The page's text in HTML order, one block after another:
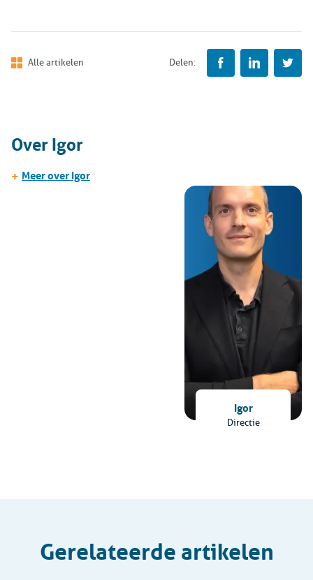
Alle artikelen Delen:
Igor
Directie
Over Igor
+ Meer over Igor
Gerelateerde artikelen